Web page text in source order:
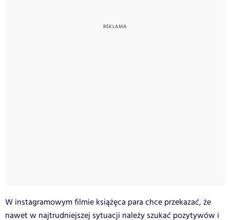
W instagramowym filmie książęca para chce przekazać, że
nawet w najtrudniejszej sytuacji należy szukać pozytywów i